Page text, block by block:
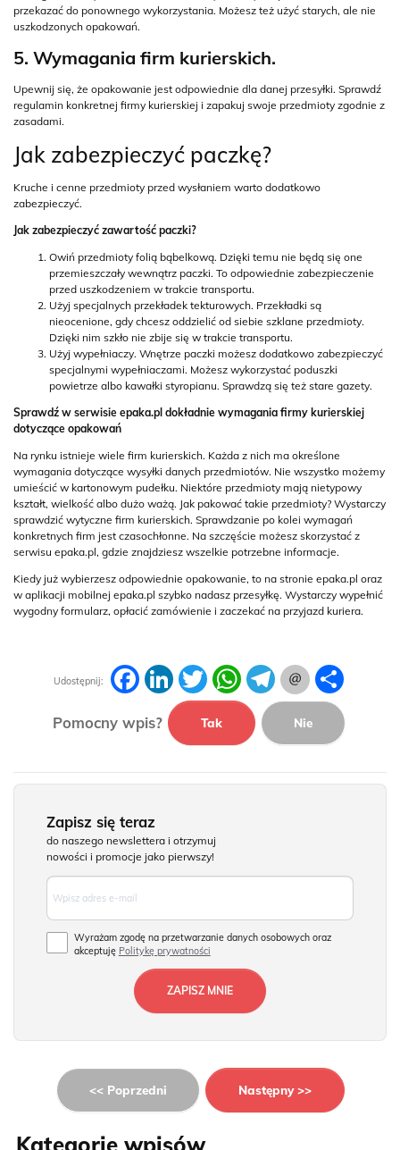
przekazać do ponownego wykorzystania. Możesz też użyć starych, ale nie
uszkodzonych opakowań.
5. Wymagania firm kurierskich.
Upewnij się, że opakowanie jest odpowiednie dla danej przesyłki. Sprawdź
regulamin konkretnej firmy kurierskiej i zapakuj swoje przedmioty zgodnie z
zasadami.
Jak zabezpieczyć paczkę?
Kruche i cenne przedmioty przed wysłaniem warto dodatkowo
zabezpieczyć.
Jak zabezpieczyć zawartość paczki?
Owiń przedmioty folią bąbelkową. Dzięki temu nie będą się one
przemieszczały wewnątrz paczki. To odpowiednie zabezpieczenie
przed uszkodzeniem w trakcie transportu.
Użyj specjalnych przekładek tekturowych. Przekładki są
nieocenione, gdy chcesz oddzielić od siebie szklane przedmioty.
Dzięki nim szkło nie zbije się w trakcie transportu.
Użyj wypełniaczy. Wnętrze paczki możesz dodatkowo zabezpieczyć
specjalnymi wypełniaczami. Możesz wykorzystać poduszki
powietrze albo kawałki styropianu. Sprawdzą się też stare gazety.
Sprawdź w serwisie epaka.pl dokładnie wymagania firmy kurierskiej
dotyczące opakowań
Na rynku istnieje wiele firm kurierskich. Każda z nich ma określone
wymagania dotyczące wysyłki danych przedmiotów. Nie wszystko możemy
umieścić w kartonowym pudełku. Niektóre przedmioty mają nietypowy
kształt, wielkość albo dużo ważą. Jak pakować takie przedmioty? Wystarczy
sprawdzić wytyczne firm kurierskich. Sprawdzanie po kolei wymagań
konkretnych firm jest czasochłonne. Na szczęście możesz skorzystać z
serwisu epaka.pl, gdzie znajdziesz wszelkie potrzebne informacje.
Kiedy już wybierzesz odpowiednie opakowanie, to na stronie epaka.pl oraz
w aplikacji mobilnej epaka.pl szybko nadasz przesyłkę. Wystarczy wypełnić
wygodny formularz, opłacić zamówienie i zaczekać na przyjazd kuriera.
Udostępnij:
FacebookLinkedInTwitter WhatsAppTelegram
Pomocny wpis? Tak Nie
Zapisz się teraz
do naszego newslettera i otrzymuj
nowości i promocje jako pierwszy!
Wyrażam zgodę na przetwarzanie danych osobowych oraz
akceptuję Politykę prywatności
<< Poprzedni Następny >>
Kategorie wpisów